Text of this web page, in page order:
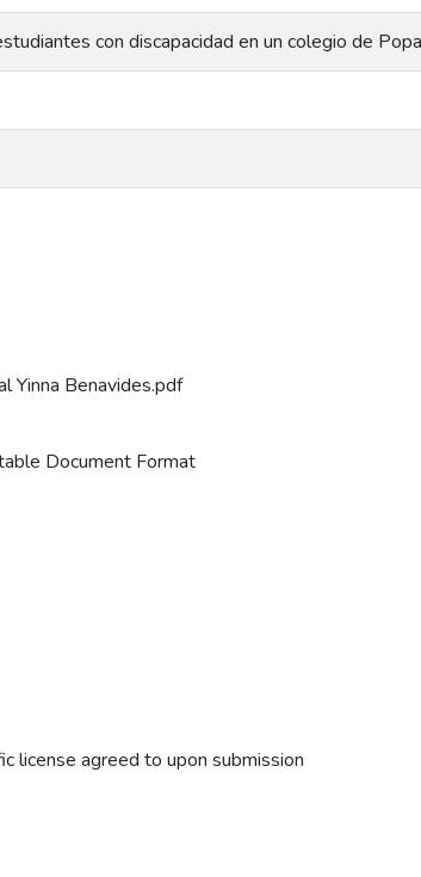
con discapacidad en un colegio de
Yinna Benavides.pdf
Document Format
license agreed to upon submission